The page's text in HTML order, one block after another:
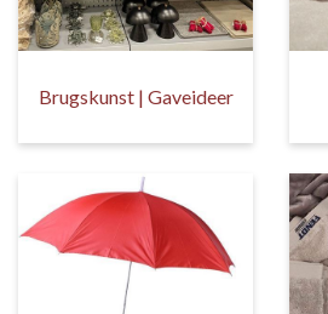
Brugskunst | Gaveideer